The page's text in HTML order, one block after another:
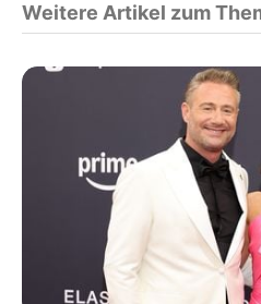
Weitere Artikel zum